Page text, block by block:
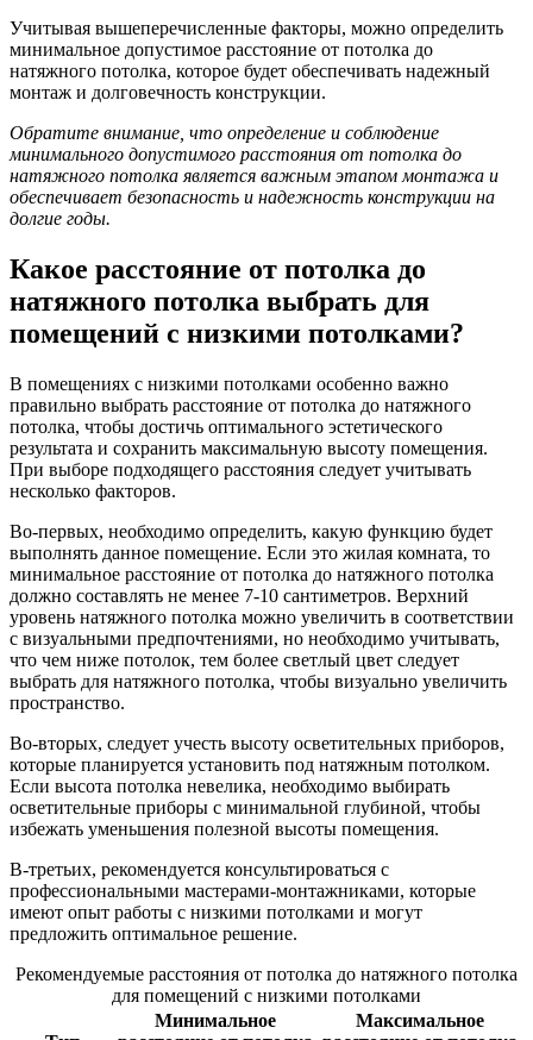
Учитывая вышеперечисленные факторы, можно определить
минимальное допустимое расстояние от потолка до
натяжного потолка, которое будет обеспечивать надежный
монтаж и долговечность конструкции.
Обратите внимание, что определение и соблюдение
минимального допустимого расстояния от потолка до
натяжного потолка является важным этапом монтажа и
обеспечивает безопасность и надежность конструкции на
долгие годы.
Какое расстояние от потолка до
натяжного потолка выбрать для
помещений с низкими потолками?
В помещениях с низкими потолками особенно важно
правильно выбрать расстояние от потолка до натяжного
потолка, чтобы достичь оптимального эстетического
результата и сохранить максимальную высоту помещения.
При выборе подходящего расстояния следует учитывать
несколько факторов.
Во-первых, необходимо определить, какую функцию будет
выполнять данное помещение. Если это жилая комната, то
минимальное расстояние от потолка до натяжного потолка
должно составлять не менее 7-10 сантиметров. Верхний
уровень натяжного потолка можно увеличить в соответствии
с визуальными предпочтениями, но необходимо учитывать,
что чем ниже потолок, тем более светлый цвет следует
выбрать для натяжного потолка, чтобы визуально увеличить
пространство.
Во-вторых, следует учесть высоту осветительных приборов,
которые планируется установить под натяжным потолком.
Если высота потолка невелика, необходимо выбирать
осветительные приборы с минимальной глубиной, чтобы
избежать уменьшения полезной высоты помещения.
В-третьих, рекомендуется консультироваться с
профессиональными мастерами-монтажниками, которые
имеют опыт работы с низкими потолками и могут
предложить оптимальное решение.
Рекомендуемые расстояния от потолка до натяжного потолка
для помещений с низкими потолками
Минимальное
Максимальное